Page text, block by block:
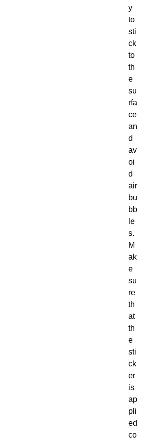
y
to
sti
ck
to
th
e
su
rfa
ce
an
d
av
oi
d
air
bu
bb
le
s.
M
ak
e
su
re
th
at
th
e
sti
ck
er
is
ap
pli
ed
co